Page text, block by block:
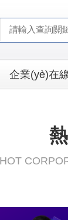
无码
企業(yè)在
HOT